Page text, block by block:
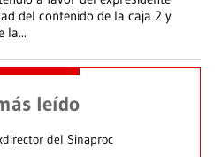
del contenido de la caja 2 y
la...
leído
del Sinaproc